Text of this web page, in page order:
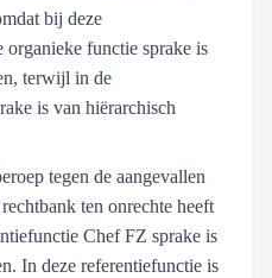
bij deze
organieke functie sprake is
terwijl in de
is van hiërarchisch
tegen de aangevallen
ten onrechte heeft
Chef FZ sprake is
In deze referentiefunctie is